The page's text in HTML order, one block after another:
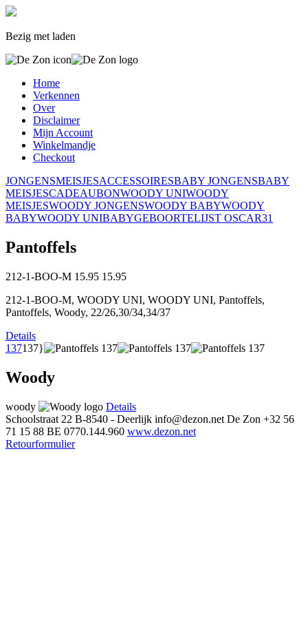
Bezig met laden
Home
Verkennen
Over
Disclaimer
Mijn Account
Winkelmandje
Checkout
JONGENSMEISJESACCESSOIRESBABY JONGENSBABY
MEISJESCADEAUBONWOODY UNIWOODY
MEISJESWOODY JONGENSWOODY BABYWOODY
BABYWOODY UNIBABYGEBOORTELIJST OSCAR31
Pantoffels
212-1-BOO-M 15.95 15.95
212-1-BOO-M, WOODY UNI, WOODY UNI, Pantoffels,
Pantoffels, Woody, 22/26,30/34,34/37
Details
137137}
Woody
woody
Details
Schoolstraat 22 B-8540 - Deerlijk info@dezon.net De Zon +32 56
71 15 88 BE 0770.144.960 www.dezon.net
Retourformulier